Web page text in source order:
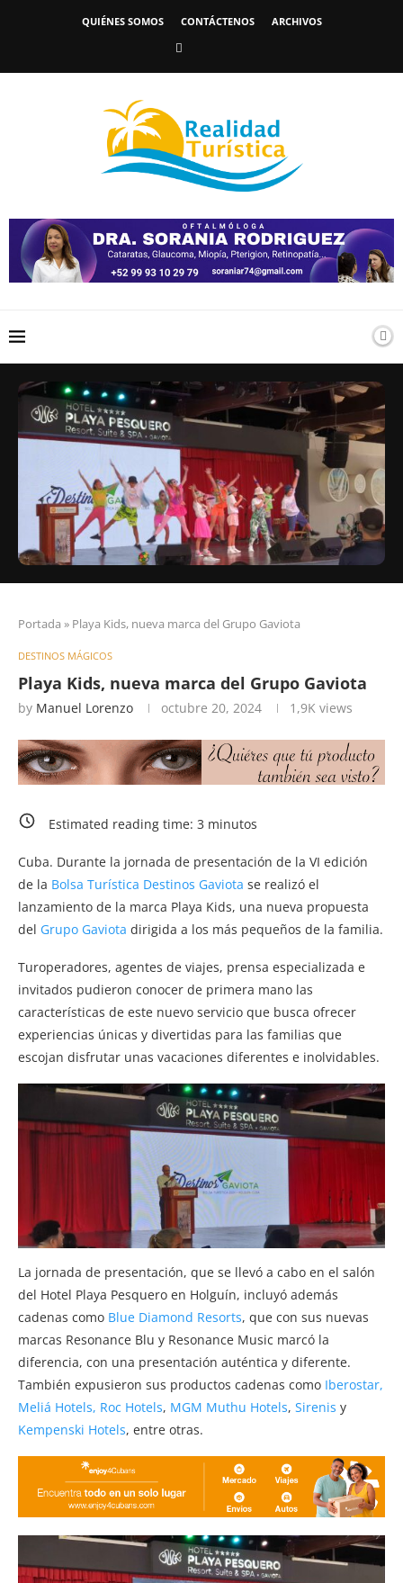
QUIÉNES SOMOS CONTÁCTENOS ARCHIVOS
Portada » Playa Kids, nueva marca del Grupo Gaviota
DESTINOS MÁGICOS
Playa Kids, nueva marca del Grupo Gaviota
by Manuel Lorenzo octubre 20, 2024 1,9K views
Estimated reading time: 3 minutos
Cuba. Durante la jornada de presentación de la VI edición
de la Bolsa Turística Destinos Gaviota se realizó el
lanzamiento de la marca Playa Kids, una nueva propuesta
del Grupo Gaviota dirigida a los más pequeños de la familia.
Turoperadores, agentes de viajes, prensa especializada e
invitados pudieron conocer de primera mano las
características de este nuevo servicio que busca ofrecer
experiencias únicas y divertidas para las familias que
escojan disfrutar unas vacaciones diferentes e inolvidables.
La jornada de presentación, que se llevó a cabo en el salón
del Hotel Playa Pesquero en Holguín, incluyó además
cadenas como Blue Diamond Resorts, que con sus nuevas
marcas Resonance Blu y Resonance Music marcó la
diferencia, con una presentación auténtica y diferente.
También expusieron sus productos cadenas como Iberostar,
Meliá Hotels, Roc Hotels, MGM Muthu Hotels, Sirenis y
Kempenski Hotels, entre otras.